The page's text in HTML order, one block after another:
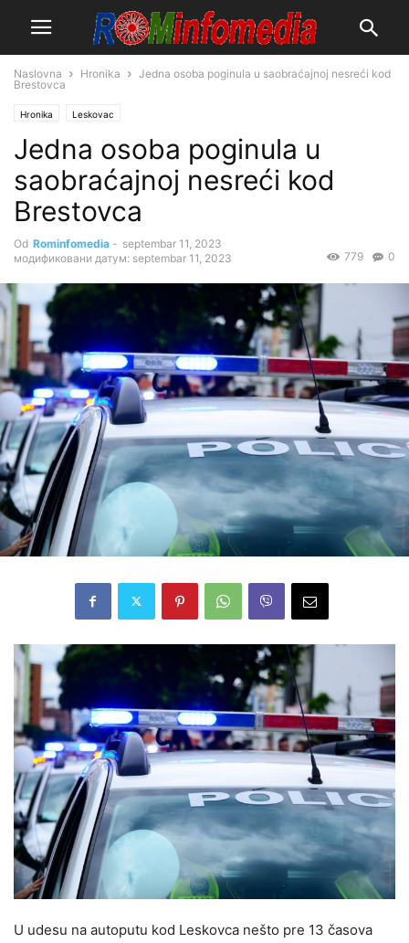
Naslovna Hronika
Jedna osoba poginula u saobraćajnoj nesreći kod
Brestovca
Hronika Leskovac
Jedna osoba poginula u
saobraćajnoj nesreći kod
Brestovca
Od Rominfomedia - septembar 11, 2023
модификовани датум: septembar 11, 2023
0
779
U udesu na autoputu kod Leskovca nešto pre 13 časova